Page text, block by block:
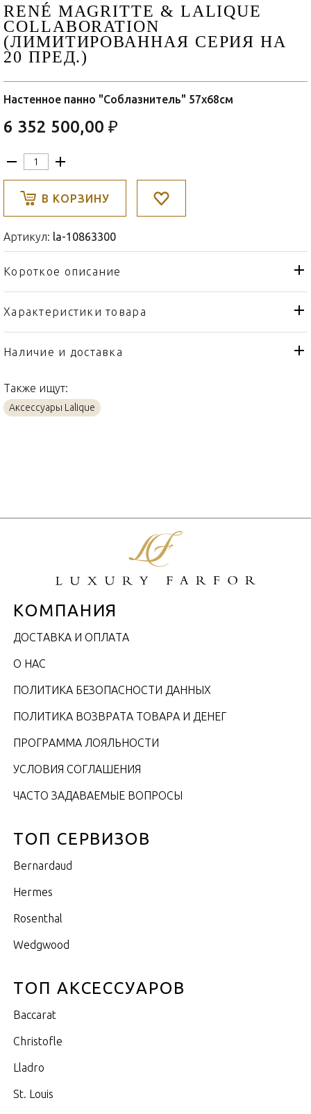
RENÉ MAGRITTE & LALIQUE
COLLABORATION
(ЛИМИТИРОВАННАЯ СЕРИЯ НА
20 ПРЕД.)
Настенное панно "Соблазнитель" 57х68см
6 352 500,00 ₽
В КОРЗИНУ
Артикул: la-10863300
Короткое описание
Характеристики товара
Тип товара
Настенное панно
Бренд
Страна производителя
Наличие и доставка
Также ищут:
Аксессуары Lalique
КОМПАНИЯ
ДОСТАВКА И ОПЛАТА
О НАС
ПОЛИТИКА БЕЗОПАСНОСТИ ДАННЫХ
ПОЛИТИКА ВОЗВРАТА ТОВАРА И ДЕНЕГ
ПРОГРАММА ЛОЯЛЬНОСТИ
УСЛОВИЯ СОГЛАШЕНИЯ
ЧАСТО ЗАДАВАЕМЫЕ ВОПРОСЫ
ТОП СЕРВИЗОВ
Bernardaud
Hermes
Rosenthal
Wedgwood
ТОП АКСЕССУАРОВ
Baccarat
Christofle
Lladro
St. Louis